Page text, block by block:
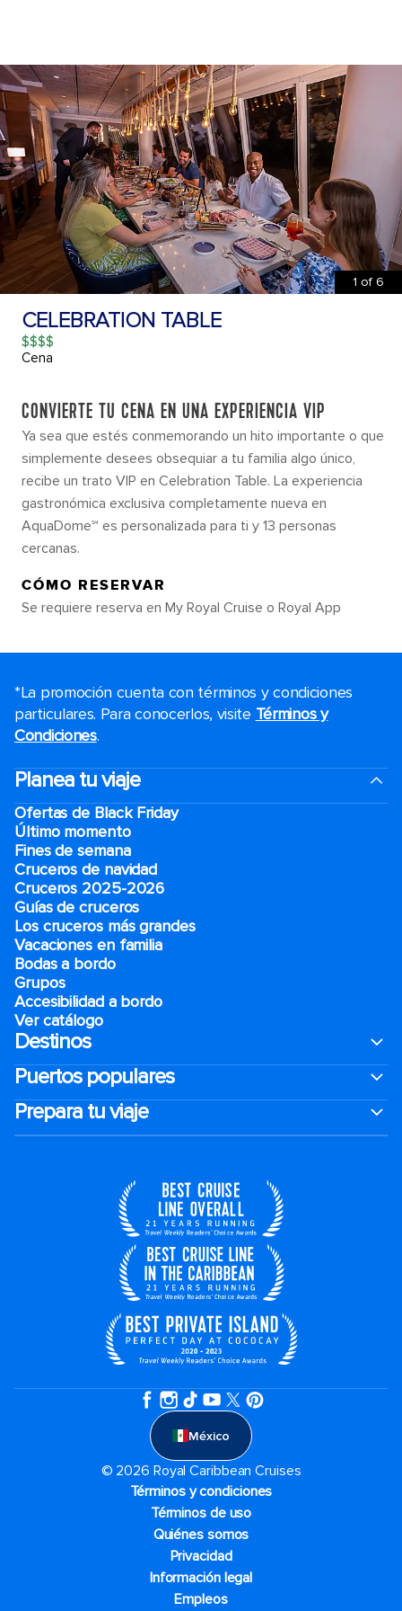
1 of 6
CELEBRATION TABLE
$$$$
Cena
CONVIERTE TU CENA EN UNA EXPERIENCIA VIP
Ya sea que estés conmemorando un hito importante o que
simplemente desees obsequiar a tu familia algo único,
recibe un trato VIP en Celebration Table. La experiencia
gastronómica exclusiva completamente nueva en
AquaDome℠ es personalizada para ti y 13 personas
cercanas.
CÓMO RESERVAR
Se requiere reserva en My Royal Cruise o Royal App
*La promoción cuenta con términos y condiciones
particulares. Para conocerlos, visite Términos y
Condiciones.
Planea tu viaje
Ofertas de Black Friday
Último momento
Fines de semana
Cruceros de navidad
Cruceros 2025-2026
Guías de cruceros
Los cruceros más grandes
Vacaciones en familia
Bodas a bordo
Grupos
Accesibilidad a bordo
Ver catálogo
Destinos
Puertos populares
Prepara tu viaje
México
© 2026 Royal Caribbean Cruises
Términos y condiciones
Términos de uso
Quiénes somos
Privacidad
Información legal
Empleos